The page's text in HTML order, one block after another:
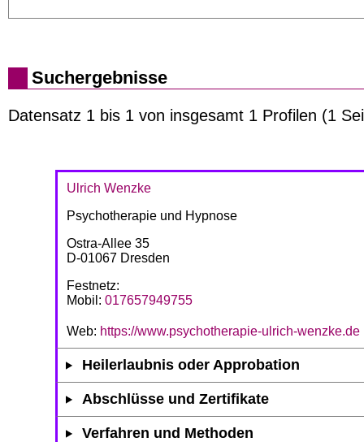
Suchergebnisse
Datensatz 1 bis 1 von insgesamt 1 Profilen (1
Ulrich Wenzke
Psychotherapie und Hypnose
Ostra-Allee 35
D-01067 Dresden
Festnetz:
Mobil: 017657949755
Web: https://www.psychotherapie-ulrich-wenzke.de
Heilerlaubnis oder Approbation
Abschlüsse und Zertifikate
Verfahren und Methoden